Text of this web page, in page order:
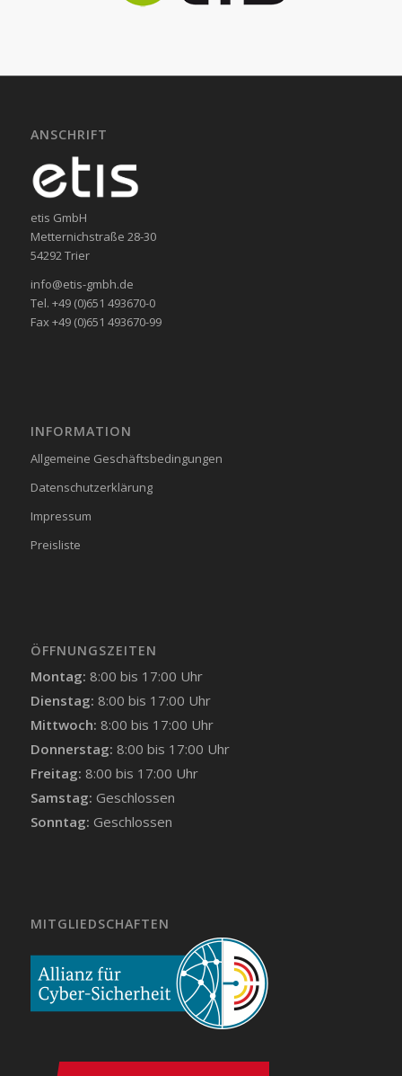
ANSCHRIFT
etis GmbH
Metternichstraße 28-30
54292 Trier
info@etis-gmbh.de
Tel. +49 (0)651 493670-0
Fax +49 (0)651 493670-99
INFORMATION
Allgemeine Geschäftsbedingungen
Datenschutzerklärung
Impressum
Preisliste
ÖFFNUNGSZEITEN
Montag: 8:00 bis 17:00 Uhr
Dienstag: 8:00 bis 17:00 Uhr
Mittwoch: 8:00 bis 17:00 Uhr
Donnerstag: 8:00 bis 17:00 Uhr
Freitag: 8:00 bis 17:00 Uhr
Samstag: Geschlossen
Sonntag: Geschlossen
MITGLIEDSCHAFTEN